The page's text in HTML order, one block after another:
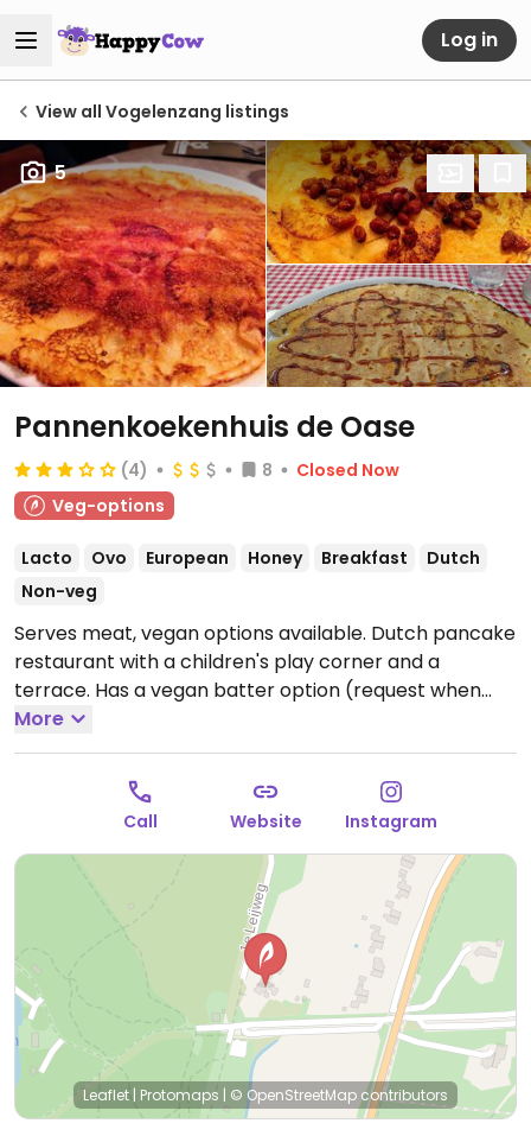
Log in
View all Vogelenzang listings
5
Pannenkoekenhuis de Oase
(4) 8
Closed Now
Veg-options
Lacto Ovo European Honey Breakfast
Dutch
Non-veg
Serves meat, vegan options available. Dutch pancake
restaurant with a children's play corner and a
terrace. Has a vegan batter option (request when
ordering) and can make vegan pancakes with
pineapple, strawberry, banana, raisins, apple, and
more. Also sells vegan bitterballen.
Open Tue-Sun
Closed Mon.
More
Call Website Instagram
Leaflet | Protomaps | © OpenStreetMap contributors